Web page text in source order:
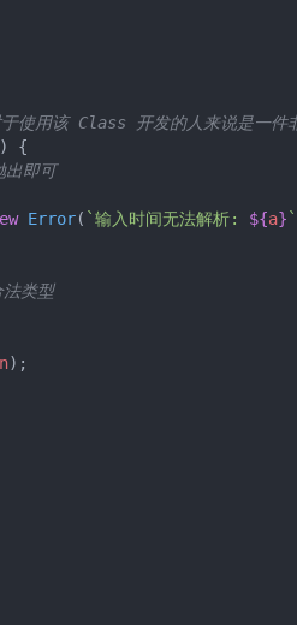
使用该 Class 开发的人来说是一件
) {
出即可
Error( `输入时间无法解析: ${a} `
类型
);